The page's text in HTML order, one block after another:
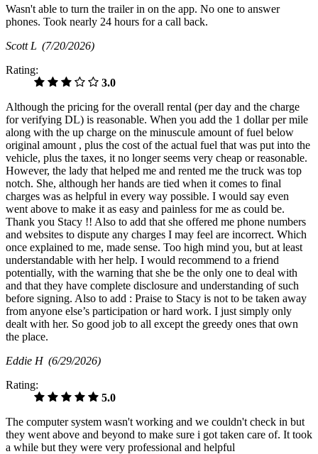
Wasn't able to turn the trailer in on the app. No one to answer
phones. Took nearly 24 hours for a call back.
Scott L (7/20/2026)
Rating:
3.0
Although the pricing for the overall rental (per day and the charge
for verifying DL) is reasonable. When you add the 1 dollar per mile
along with the up charge on the minuscule amount of fuel below
original amount , plus the cost of the actual fuel that was put into the
vehicle, plus the taxes, it no longer seems very cheap or reasonable.
However, the lady that helped me and rented me the truck was top
notch. She, although her hands are tied when it comes to final
charges was as helpful in every way possible. I would say even
went above to make it as easy and painless for me as could be.
Thank you Stacy !! Also to add that she offered me phone numbers
and websites to dispute any charges I may feel are incorrect. Which
once explained to me, made sense. Too high mind you, but at least
understandable with her help. I would recommend to a friend
potentially, with the warning that she be the only one to deal with
and that they have complete disclosure and understanding of such
before signing. Also to add : Praise to Stacy is not to be taken away
from anyone else’s participation or hard work. I just simply only
dealt with her. So good job to all except the greedy ones that own
the place.
Eddie H (6/29/2026)
Rating:
5.0
The computer system wasn't working and we couldn't check in but
they went above and beyond to make sure i got taken care of. It took
a while but they were very professional and helpful